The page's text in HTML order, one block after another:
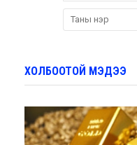
ХОЛБООТОЙ МЭДЭЭ